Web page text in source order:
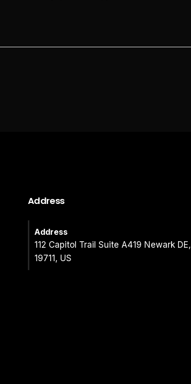
Address
Address
112 Capitol Trail Suite A419 Newark DE,
19711, US